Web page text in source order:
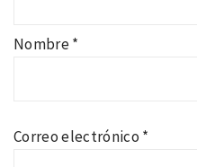
Nombre*
Correo electrónico *